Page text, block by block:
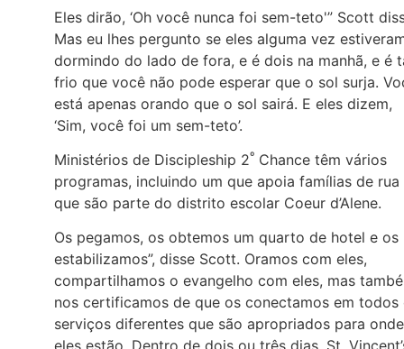
Eles dirão, ‘Oh você nunca foi sem-teto'” Scott
Mas eu lhes pergunto se eles alguma vez
dormindo do lado de fora, e é dois na manhã, e é
frio que você não pode esperar que o sol surja.
está apenas orando que o sol sairá. E eles dizem,
‘Sim, você foi um sem-teto’.
Ministérios de Discipleship 2º Chance têm vários
programas, incluindo um que apoia famílias de rua
que são parte do distrito escolar Coeur d’Alene.
Os pegamos, os obtemos um quarto de hotel e os
estabilizamos”, disse Scott. Oramos com eles,
compartilhamos o evangelho com eles, mas
nos certificamos de que os conectamos em todos
serviços diferentes que são apropriados para onde